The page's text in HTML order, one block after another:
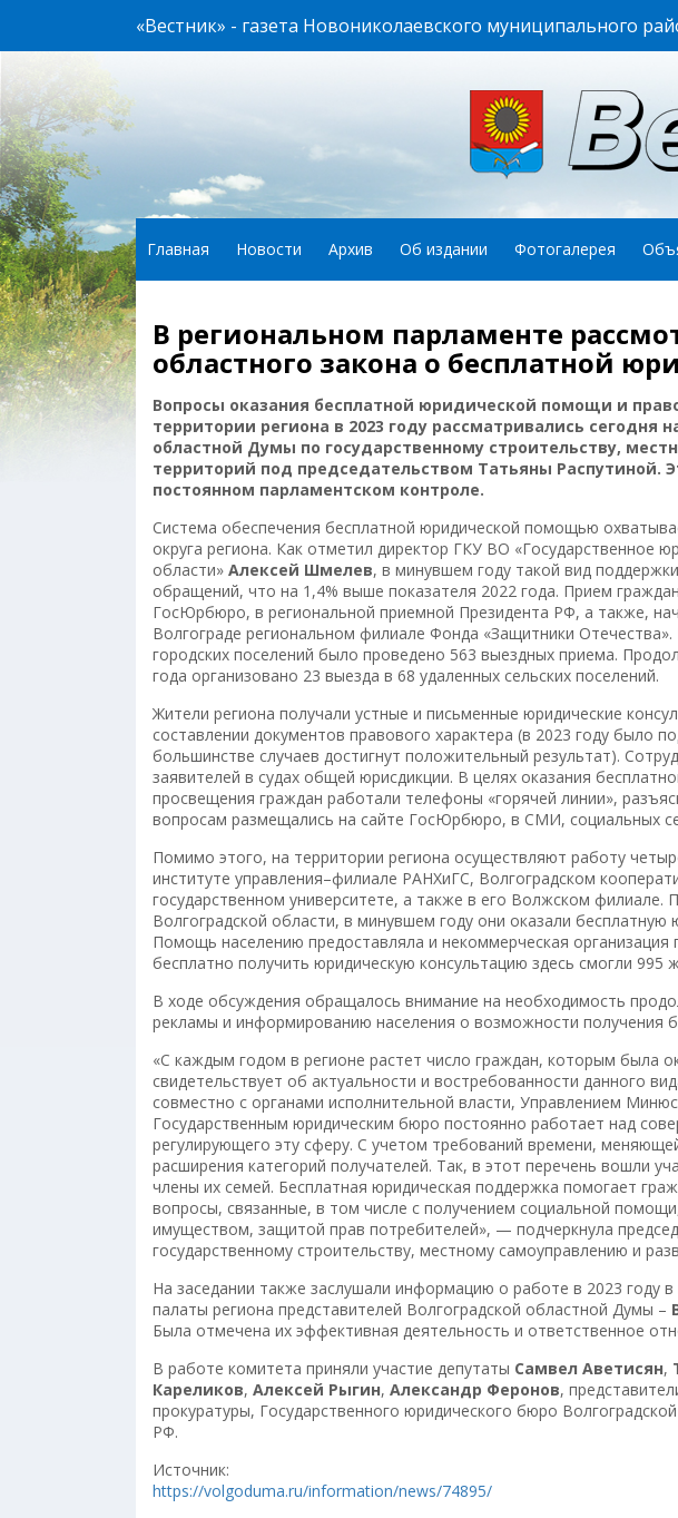
«Вестник» - газета Новониколаевского муниципального
Главная Новости Архив Об издании Фотогалерея
В региональном парламенте
областного закона о бесплатной
Вопросы оказания бесплатной юридической помощи и
территории региона в 2023 году рассматривались сегодня
областной Думы по государственному строительству,
территорий под председательством Татьяны Распутиной.
постоянном парламентском контроле.
Система обеспечения бесплатной юридической помощью
округа региона. Как отметил директор ГКУ ВО «Государственное
области» Алексей Шмелев, в минувшем году такой вид
обращений, что на 1,4% выше показателя 2022 года. Прием
ГосЮрбюро, в региональной приемной Президента РФ, а также,
Волгограде региональном филиале Фонда «Защитники
городских поселений было проведено 563 выездных приема.
года организовано 23 выезда в 68 удаленных сельских поселений.
Жители региона получали устные и письменные юридические
составлении документов правового характера (в 2023 году было
большинстве случаев достигнут положительный результат).
заявителей в судах общей юрисдикции. В целях оказания
просвещения граждан работали телефоны «горячей линии»,
вопросам размещались на сайте ГосЮрбюро, в СМИ, социальных
Помимо этого, на территории региона осуществляют работу
институте управления–филиале РАНХиГС, Волгоградском
государственном университете, а также в его Волжском
Волгоградской области, в минувшем году они оказали
Помощь населению предоставляла и некоммерческая
бесплатно получить юридическую консультацию здесь смогли 995
В ходе обсуждения обращалось внимание на необходимость
рекламы и информированию населения о возможности получения
«С каждым годом в регионе растет число граждан, которым была
свидетельствует об актуальности и востребованности данного
совместно с органами исполнительной власти, Управлением
Государственным юридическим бюро постоянно работает над
регулирующего эту сферу. С учетом требований времени,
расширения категорий получателей. Так, в этот перечень вошли
члены их семей. Бесплатная юридическая поддержка помогает
вопросы, связанные, в том числе с получением социальной
имуществом, защитой прав потребителей», — подчеркнула
государственному строительству, местному самоуправлению и
На заседании также заслушали информацию о работе в 2023 году
палаты региона представителей Волгоградской областной Думы –
Была отмечена их эффективная деятельность и ответственное
В работе комитета приняли участие депутаты Самвел Аветисян,
Кареликов, Алексей Рыгин, Александр Феронов,
прокуратуры, Государственного юридического бюро
РФ.
Источник:
https://volgoduma.ru/information/news/74895/